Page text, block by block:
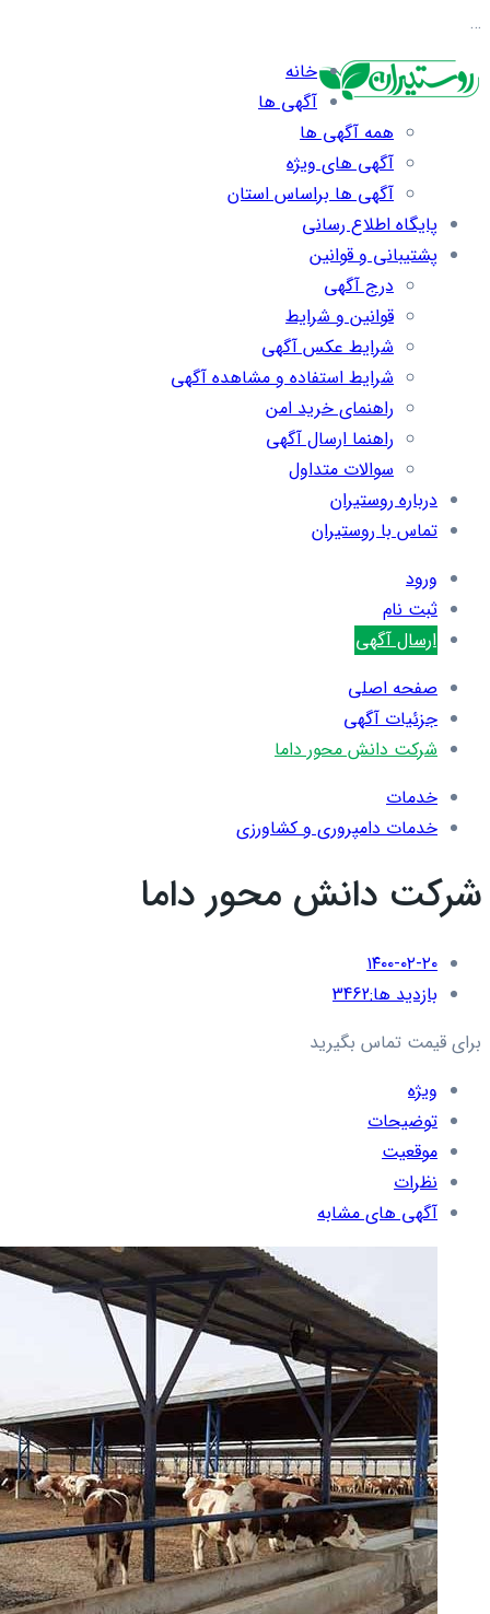
…
خانه
آگهی ها
همه آگهی ها
آگهی های ویژه
آگهی ها براساس استان
پایگاه اطلاع رسانی
پشتیبانی و قوانین
درج آگهی
قوانین و شرایط
شرایط عکس آگهی
شرایط استفاده و مشاهده آگهی
راهنمای خرید امن
راهنما ارسال آگهی
سوالات متداول
درباره روستیران
تماس با روستیران
ورود
ثبت نام
ارسال آگهی
صفحه اصلی
جزئیات آگهی
شرکت دانش محور داما
خدمات
خدمات دامپروری و کشاورزی
شرکت دانش محور داما
۱۴۰۰-۰۲-۲۰
بازدید ها:3462
برای قیمت تماس بگیرید
ویژه
توضیحات
موقعیت
نظرات
آگهی های مشابه